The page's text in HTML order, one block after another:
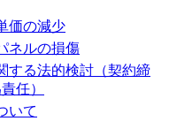
価の減少
ネルの損傷
する法的検討（契約締
任）
いて